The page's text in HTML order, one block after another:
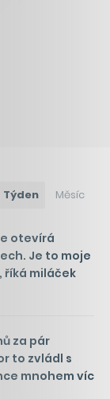
Týden Měsíc
otevírá
Je to moje
říká miláček
za pár
to zvládl s
mnohem víc